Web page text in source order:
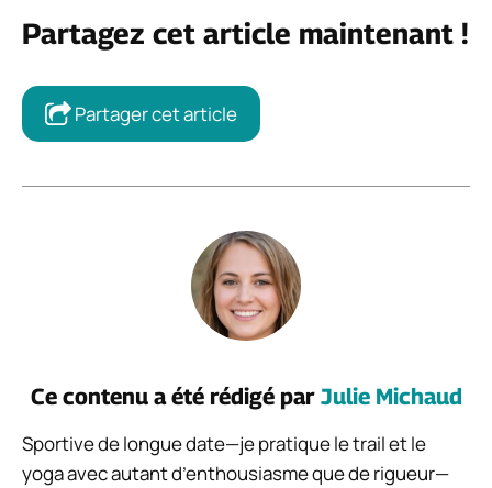
Partagez cet article maintenant !
Partager cet article
Ce contenu a été rédigé par Julie Michaud
Sportive de longue date—je pratique le trail et le
yoga avec autant d’enthousiasme que de rigueur—